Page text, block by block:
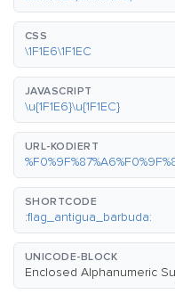
CSS
\1F1E6\1F1EC
JAVASCRIPT
\u{1F1E6}\u{1F1EC}
URL-KODIERT
SHORTCODE
:flag_antigua_barbuda:
UNICODE-BLOCK
Enclosed Alphanumeric